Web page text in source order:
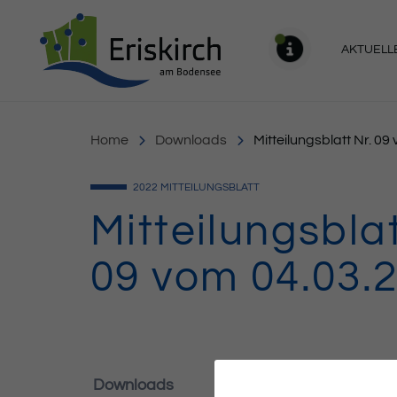
Home Downloads Mitteilungsblatt Nr. 09
2022 MITTEILUNGSBLATT
09 vom
Downloads